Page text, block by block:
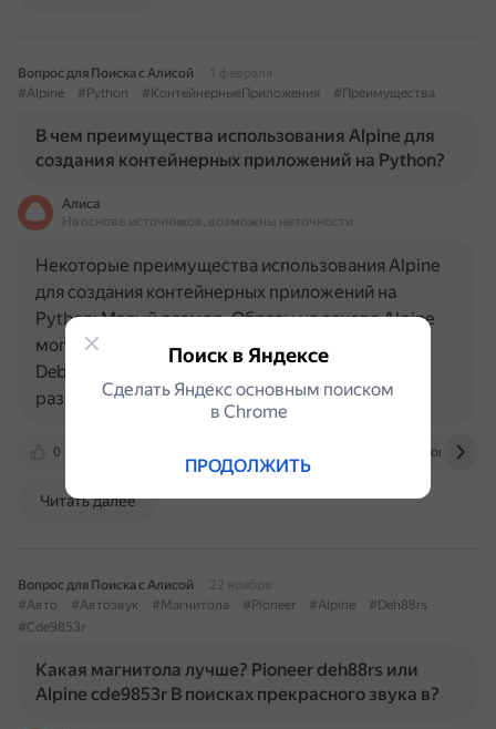
Вопрос для Поиска с Алисой
1 февраля
#Alpine
#Python #КонтейнерныеПриложения #Преимущества
В чем преимущества использования Alpine для
создания контейнерных приложений на Python?
Алиса
На основе источников, возможны неточности
0
Некоторые преимущества использования Alpine
для создания контейнерных приложений на
Python: Малый размер. Образы на основе Alpine
могут быть значительно меньше, чем на основе
Debian, что приводит к более быстрому
развёртыванию и меньшему…
Читать далее
Вопрос для Поиска с Алисой
22 ноября
#Авто
#Автозвук #Магнитола #Pioneer #Alpine
#Deh88rs
#Cde9853r
Какая магнитола лучше? Pioneer deh88rs или
Alpine cde9853r В поисках прекрасного звука в?
Поиск в Яндексе
Сделать Яндекс основным поиском
в Сhrome
ПРОДОЛЖИТЬ